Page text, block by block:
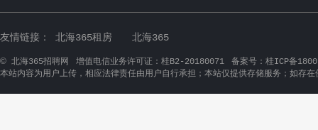
友情链接： 北海365租房 北海365
© 北海365招聘网 增值电信业务许可证：桂B2-20180071
备案号：桂ICP备
本站内容为用户上传，相应法律责任由用户自行承担；本站仅提供存储服务；如存